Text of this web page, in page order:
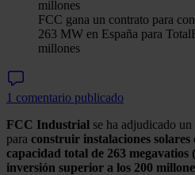
FCC gana un contrato para
263 MW en España para
millones
1 comentario publicado
FCC Industrial se ha adjudicado
para construir instalaciones solares
capacidad total de 263 megavatios
inversión superior a los 200